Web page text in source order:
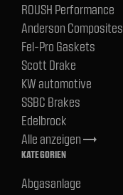
ROUSH Performance
Anderson Composites
Fel-Pro Gaskets
Scott Drake
KW automotive
SSBC Brakes
Edelbrock
Alle anzeigentrending_flat
KATEGORIEN
Abgasanlage